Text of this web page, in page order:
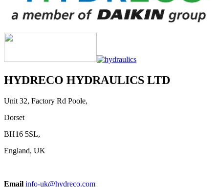
HYDRECO HYDRAULICS LTD
Unit 32, Factory Rd Poole,
Dorset
BH16 5SL,
England, UK
Email info-uk@hydreco.com